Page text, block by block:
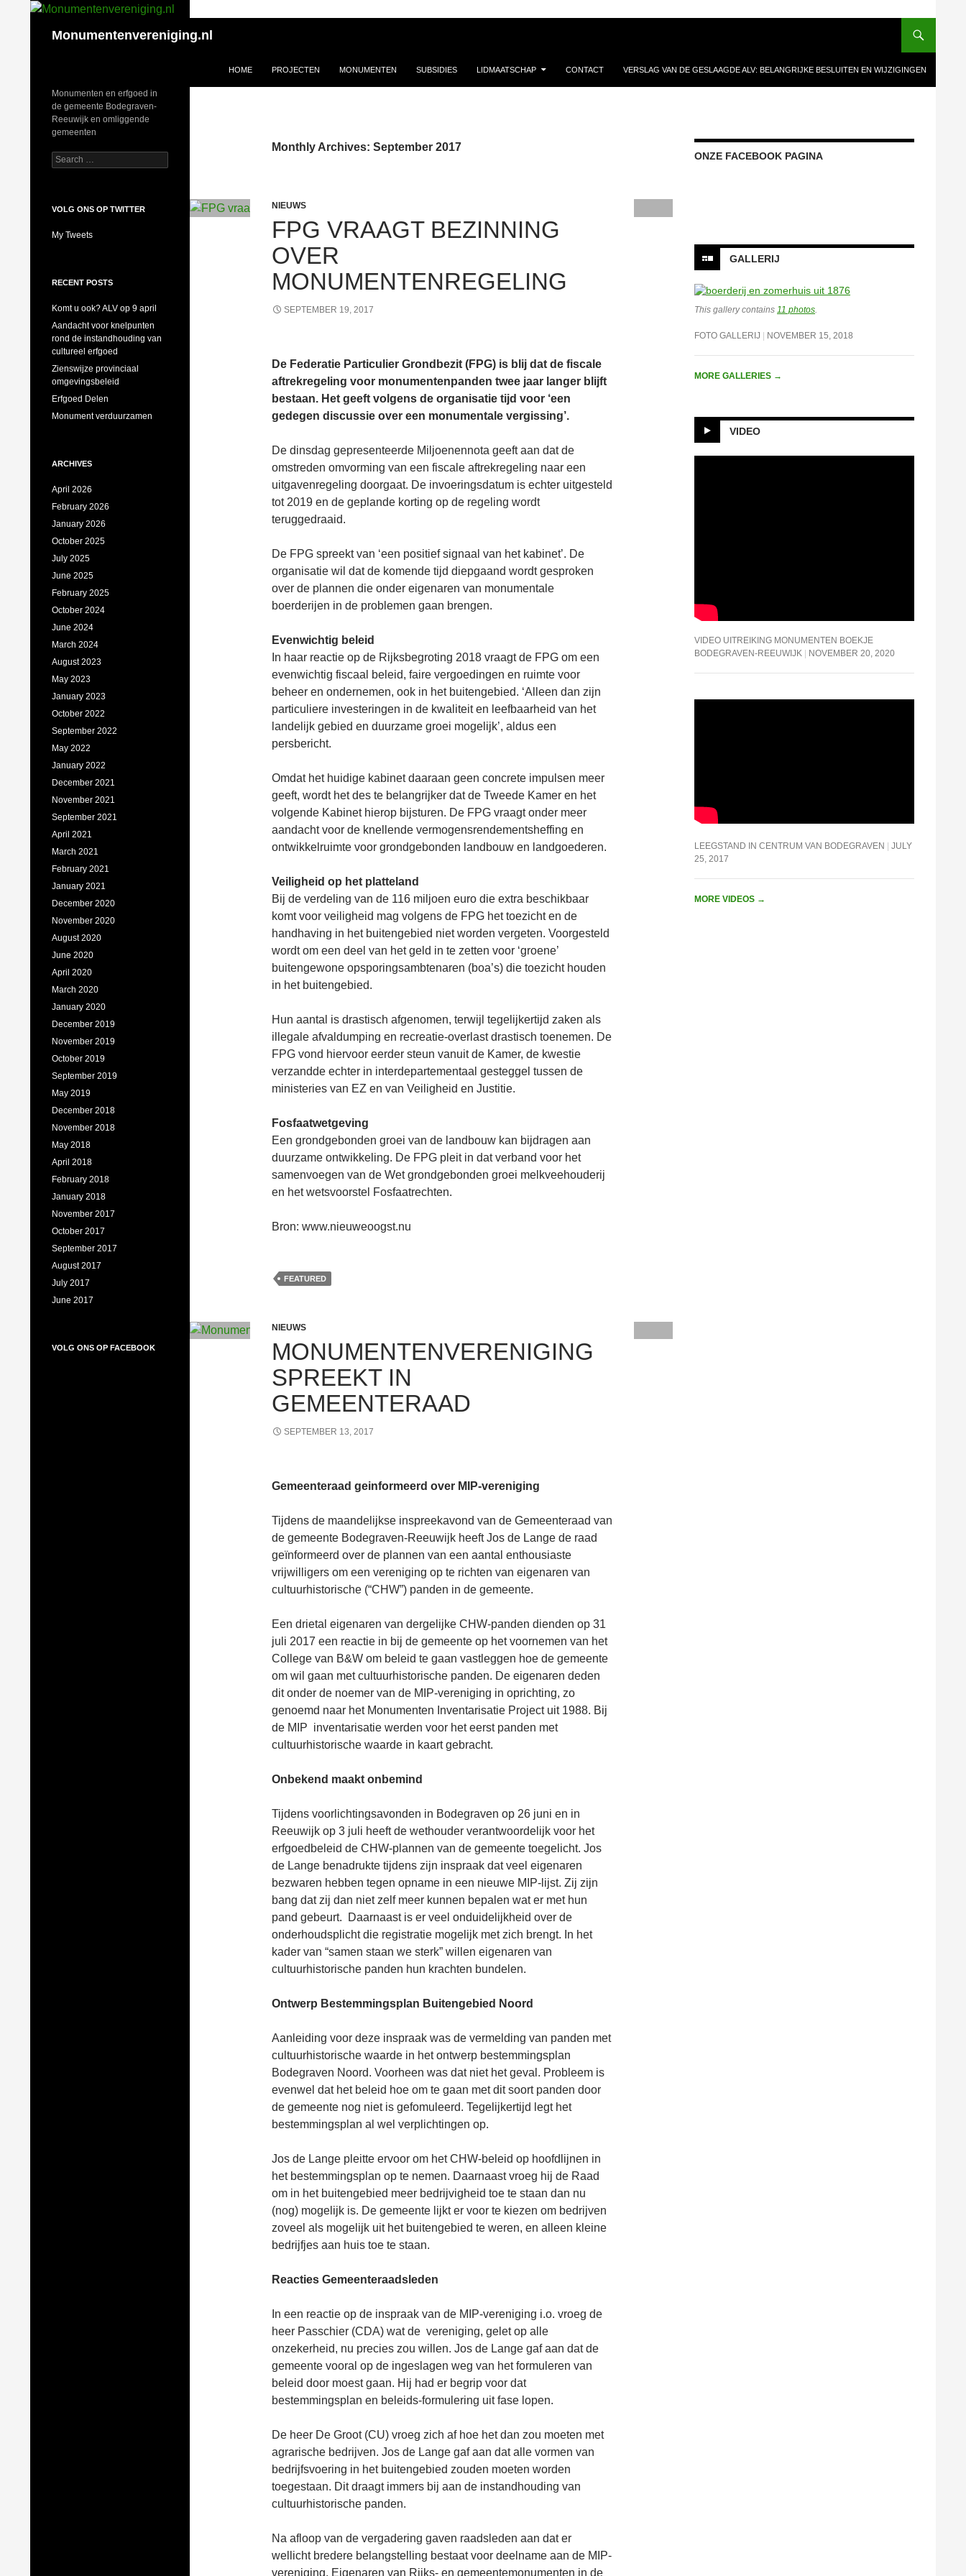
Monumentenvereniging.nl
HOME
PROJECTEN MONUMENTEN SUBSIDIES LIDMAATSCHAP CONTACT VERSLAG VAN DE GESLAAGDE ALV: BELANGRIJKE BESLUITEN EN WIJZIGINGEN
Monthly Archives: September 2017
NIEUWS
FPG VRAAGT BEZINNING
OVER
MONUMENTENREGELING
SEPTEMBER 19, 2017
De Federatie Particulier Grondbezit (FPG) is blij dat de fiscale
aftrekregeling voor monumentenpanden twee jaar langer blijft
bestaan. Het geeft volgens de organisatie tijd voor ‘een
gedegen discussie over een monumentale vergissing’.
De dinsdag gepresenteerde Miljoenennota geeft aan dat de
omstreden omvorming van een fiscale aftrekregeling naar een
uitgavenregeling doorgaat. De invoeringsdatum is echter uitgesteld
tot 2019 en de geplande korting op de regeling wordt
teruggedraaid.
De FPG spreekt van ‘een positief signaal van het kabinet’. De
organisatie wil dat de komende tijd diepgaand wordt gesproken
over de plannen die onder eigenaren van monumentale
boerderijen in de problemen gaan brengen.
Evenwichtig beleid
In haar reactie op de Rijksbegroting 2018 vraagt de FPG om een
evenwichtig fiscaal beleid, faire vergoedingen en ruimte voor
beheer en ondernemen, ook in het buitengebied. ‘Alleen dan zijn
particuliere investeringen in de kwaliteit en leefbaarheid van het
landelijk gebied en duurzame groei mogelijk’, aldus een
persbericht.
Omdat het huidige kabinet daaraan geen concrete impulsen meer
geeft, wordt het des te belangrijker dat de Tweede Kamer en het
volgende Kabinet hierop bijsturen. De FPG vraagt onder meer
aandacht voor de knellende vermogensrendementsheffing en
ontwikkelruimte voor grondgebonden landbouw en landgoederen.
Veiligheid op het platteland
Bij de verdeling van de 116 miljoen euro die extra beschikbaar
komt voor veiligheid mag volgens de FPG het toezicht en de
handhaving in het buitengebied niet worden vergeten. Voorgesteld
wordt om een deel van het geld in te zetten voor ‘groene’
buitengewone opsporingsambtenaren (boa’s) die toezicht houden
in het buitengebied.
Hun aantal is drastisch afgenomen, terwijl tegelijkertijd zaken als
illegale afvaldumping en recreatie-overlast drastisch toenemen. De
FPG vond hiervoor eerder steun vanuit de Kamer, de kwestie
verzandde echter in interdepartementaal gesteggel tussen de
ministeries van EZ en van Veiligheid en Justitie.
Fosfaatwetgeving
Een grondgebonden groei van de landbouw kan bijdragen aan
duurzame ontwikkeling. De FPG pleit in dat verband voor het
samenvoegen van de Wet grondgebonden groei melkveehouderij
en het wetsvoorstel Fosfaatrechten.
Bron: www.nieuweoogst.nu
FEATURED
NIEUWS
MONUMENTENVERENIGING
SPREEKT IN
GEMEENTERAAD
SEPTEMBER 13, 2017
Gemeenteraad geinformeerd over MIP-vereniging
Tijdens de maandelijkse inspreekavond van de Gemeenteraad van
de gemeente Bodegraven-Reeuwijk heeft Jos de Lange de raad
geïnformeerd over de plannen van een aantal enthousiaste
vrijwilligers om een vereniging op te richten van eigenaren van
cultuurhistorische (“CHW”) panden in de gemeente.
Een drietal eigenaren van dergelijke CHW-panden dienden op 31
juli 2017 een reactie in bij de gemeente op het voornemen van het
College van B&W om beleid te gaan vastleggen hoe de gemeente
om wil gaan met cultuurhistorische panden. De eigenaren deden
dit onder de noemer van de MIP-vereniging in oprichting, zo
genoemd naar het Monumenten Inventarisatie Project uit 1988. Bij
de MIP inventarisatie werden voor het eerst panden met
cultuurhistorische waarde in kaart gebracht.
Onbekend maakt onbemind
Tijdens voorlichtingsavonden in Bodegraven op 26 juni en in
Reeuwijk op 3 juli heeft de wethouder verantwoordelijk voor het
erfgoedbeleid de CHW-plannen van de gemeente toegelicht. Jos
de Lange benadrukte tijdens zijn inspraak dat veel eigenaren
bezwaren hebben tegen opname in een nieuwe MIP-lijst. Zij zijn
bang dat zij dan niet zelf meer kunnen bepalen wat er met hun
pand gebeurt. Daarnaast is er veel onduidelijkheid over de
onderhoudsplicht die registratie mogelijk met zich brengt. In het
kader van “samen staan we sterk” willen eigenaren van
cultuurhistorische panden hun krachten bundelen.
Ontwerp Bestemmingsplan Buitengebied Noord
Aanleiding voor deze inspraak was de vermelding van panden met
cultuurhistorische waarde in het ontwerp bestemmingsplan
Bodegraven Noord. Voorheen was dat niet het geval. Probleem is
evenwel dat het beleid hoe om te gaan met dit soort panden door
de gemeente nog niet is gefomuleerd. Tegelijkertijd legt het
bestemmingsplan al wel verplichtingen op.
Jos de Lange pleitte ervoor om het CHW-beleid op hoofdlijnen in
het bestemmingsplan op te nemen. Daarnaast vroeg hij de Raad
om in het buitengebied meer bedrijvigheid toe te staan dan nu
(nog) mogelijk is. De gemeente lijkt er voor te kiezen om bedrijven
zoveel als mogelijk uit het buitengebied te weren, en alleen kleine
bedrijfjes aan huis toe te staan.
Reacties Gemeenteraadsleden
In een reactie op de inspraak van de MIP-vereniging i.o. vroeg de
heer Passchier (CDA) wat de vereniging, gelet op alle
onzekerheid, nu precies zou willen. Jos de Lange gaf aan dat de
gemeente vooral op de ingeslagen weg van het formuleren van
beleid door moest gaan. Hij had er begrip voor dat
bestemmingsplan en beleids-formulering uit fase lopen.
De heer De Groot (CU) vroeg zich af hoe het dan zou moeten met
agrarische bedrijven. Jos de Lange gaf aan dat alle vormen van
bedrijfsvoering in het buitengebied zouden moeten worden
toegestaan. Dit draagt immers bij aan de instandhouding van
cultuurhistorische panden.
Na afloop van de vergadering gaven raadsleden aan dat er
wellicht bredere belangstelling bestaat voor deelname aan de MIP-
vereniging. Eigenaren van Rijks- en gemeentemonumenten in de
ONZE FACEBOOK PAGINA
GALLERIJ
This gallery contains 11 photos.
FOTO GALLERIJ NOVEMBER 15, 2018
MORE GALLERIES →
VIDEO
VIDEO UITREIKING MONUMENTEN BOEKJE
BODEGRAVEN-REEUWIJK
NOVEMBER 20, 2020
LEEGSTAND IN CENTRUM VAN BODEGRAVEN
JULY
25, 2017
MORE VIDEOS →
Monumenten en erfgoed in
de gemeente Bodegraven-
Reeuwijk en omliggende
gemeenten
Search
for:
VOLG ONS OP TWITTER
My Tweets
RECENT POSTS
Komt u ook? ALV op 9 april
Aandacht voor knelpunten
rond de instandhouding van
cultureel erfgoed
Zienswijze provinciaal
omgevingsbeleid
Erfgoed Delen
Monument verduurzamen
ARCHIVES
April 2026
February 2026
January 2026
October 2025
July 2025
June 2025
February 2025
October 2024
June 2024
March 2024
August 2023
May 2023
January 2023
October 2022
September 2022
May 2022
January 2022
December 2021
November 2021
September 2021
April 2021
March 2021
February 2021
January 2021
December 2020
November 2020
August 2020
June 2020
April 2020
March 2020
January 2020
December 2019
November 2019
October 2019
September 2019
May 2019
December 2018
November 2018
May 2018
April 2018
February 2018
January 2018
November 2017
October 2017
September 2017
August 2017
July 2017
June 2017
VOLG ONS OP FACEBOOK